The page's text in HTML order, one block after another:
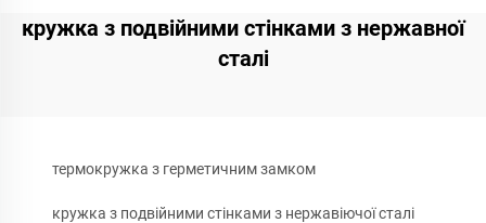
кружка з подвійними стінками з нержавної
сталі
термокружка з герметичним замком
кружка з подвійними стінками з нержавіючої сталі